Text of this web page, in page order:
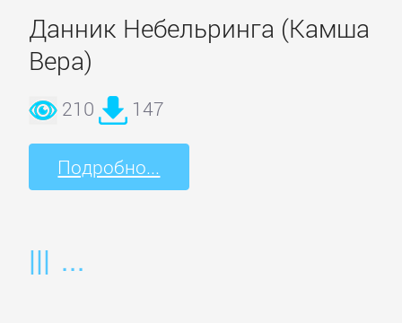
Данник Небельринга (Камша
Вера)
210 147
Подробно...
культура
Личные
финансы
Малый
бизнес
Маркетинг,
PR,